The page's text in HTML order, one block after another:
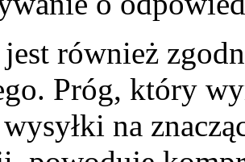
również
Próg, który
na